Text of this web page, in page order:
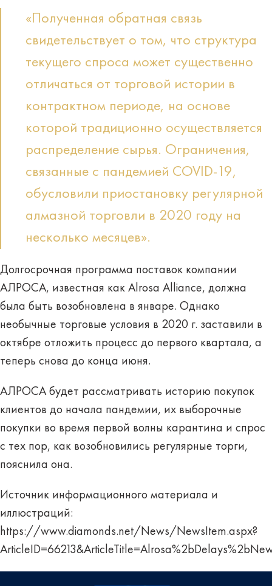
«Полученная обратная связь
свидетельствует о том, что структура
текущего спроса может существенно
отличаться от торговой истории в
контрактном периоде, на основе
которой традиционно осуществляется
распределение сырья. Ограничения,
связанные с пандемией COVID-19,
обусловили приостановку регулярной
алмазной торговли в 2020 году на
несколько месяцев».
Долгосрочная программа поставок компании
АЛРОСА, известная как Alrosa Alliance, должна
была быть возобновлена в январе. Однако
необычные торговые условия в 2020 г. заставили в
октябре отложить процесс до первого квартала, а
теперь снова до конца июня.
АЛРОСА будет рассматривать историю покупок
клиентов до начала пандемии, их выборочные
покупки во время первой волны карантина и спрос
с тех пор, как возобновились регулярные торги,
пояснила она.
Источник информационного материала и
иллюстраций:
https://www.diamonds.net/News/NewsItem.aspx?